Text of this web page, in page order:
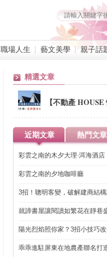
職場人生 藝文美學 親子話
精選文章
【不動產
併公告
近期文章 熱門文章
彩雲之南的木夕大理·洱海酒店
彩雲之南的夕地咖啡廳
3招！聰明客變，破解建商結
就諦書屋讓閱讀如繁花在靜巷
陽光烈焰照你家？3招小技巧
乖乖進駐屏東在地農產聯名打